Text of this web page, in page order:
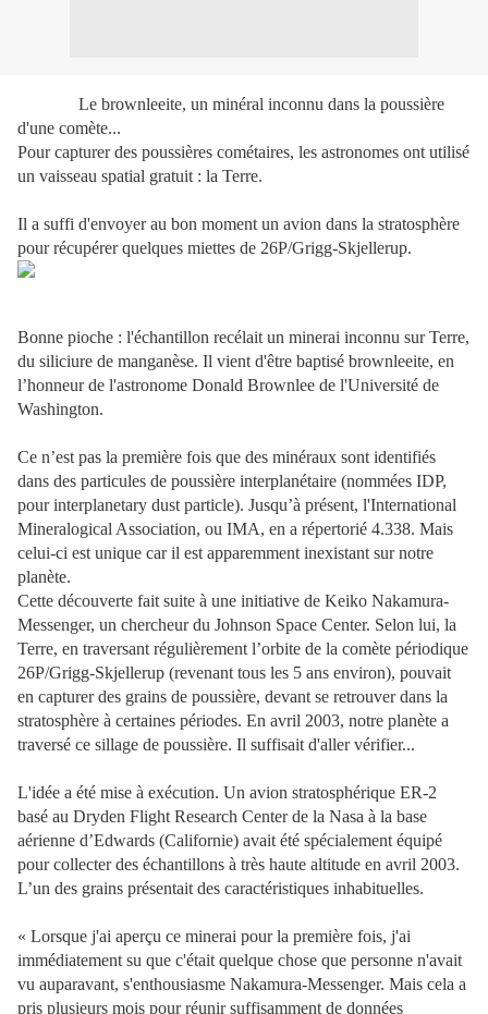
Le brownleeite, un minéral inconnu dans la poussière
d'une comète...
Pour capturer des poussières cométaires, les astronomes ont utilisé
un vaisseau spatial gratuit : la Terre.
Il a suffi d'envoyer au bon moment un avion dans la stratosphère
pour récupérer quelques miettes de 26P/Grigg-Skjellerup.
Bonne pioche : l'échantillon recélait un minerai inconnu sur Terre,
du siliciure de manganèse. Il vient d'être baptisé brownleeite, en
l’honneur de l'astronome Donald Brownlee de l'Université de
Washington.
Ce n’est pas la première fois que des minéraux sont identifiés
dans des particules de poussière interplanétaire (nommées IDP,
pour interplanetary dust particle). Jusqu’à présent, l'International
Mineralogical Association, ou IMA, en a répertorié 4.338. Mais
celui-ci est unique car il est apparemment inexistant sur notre
planète.
Cette découverte fait suite à une initiative de Keiko Nakamura-
Messenger, un chercheur du Johnson Space Center. Selon lui, la
Terre, en traversant régulièrement l’orbite de la comète périodique
26P/Grigg-Skjellerup (revenant tous les 5 ans environ), pouvait
en capturer des grains de poussière, devant se retrouver dans la
stratosphère à certaines périodes. En avril 2003, notre planète a
traversé ce sillage de poussière. Il suffisait d'aller vérifier...
L'idée a été mise à exécution. Un avion stratosphérique ER-2
basé au Dryden Flight Research Center de la Nasa à la base
aérienne d’Edwards (Californie) avait été spécialement équipé
pour collecter des échantillons à très haute altitude en avril 2003.
L’un des grains présentait des caractéristiques inhabituelles.
« Lorsque j'ai aperçu ce minerai pour la première fois, j'ai
immédiatement su que c'était quelque chose que personne n'avait
vu auparavant, s'enthousiasme Nakamura-Messenger. Mais cela a
pris plusieurs mois pour réunir suffisamment de données